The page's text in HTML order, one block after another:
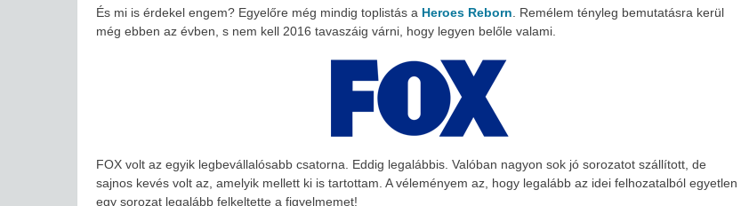
És mi is érdekel engem? Egyelőre még mindig toplistás a Heroes Reborn . Remélem tényleg bemutatásra kerül
még ebben az évben, s nem kell 2016 tavaszáig várni, hogy legyen belőle valami.
FOX volt az egyik legbevállalósabb csatorna. Eddig legalábbis. Valóban nagyon sok jó sorozatot szállított, de
sajnos kevés volt az, amelyik mellett ki is tartottam. A véleményem az, hogy legalább az idei felhozatalból egyetlen
egy sorozat legalább felkeltette a figyelmemet!